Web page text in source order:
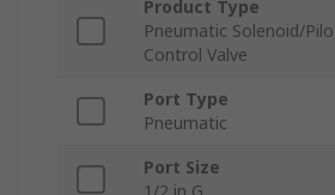
Product Type
Pneumatic Solenoid/
Control Valve
Port Type
Pneumatic
Port Size